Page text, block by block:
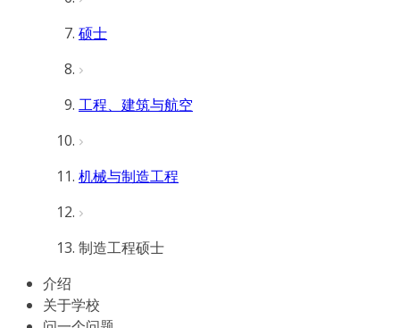
硕士
工程、建筑与航空
机械与制造工程
制造工程硕士
介绍
关于学校